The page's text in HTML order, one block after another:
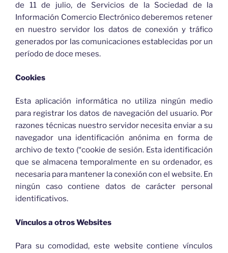
de 11 de julio, de Servicios de la Sociedad de la
Información Comercio Electrónico deberemos retener
en nuestro servidor los datos de conexión y tráfico
generados por las comunicaciones establecidas por un
período de doce meses.
Cookies
Esta aplicación informática no utiliza ningún medio
para registrar los datos de navegación del usuario. Por
razones técnicas nuestro servidor necesita enviar a su
navegador una identificación anónima en forma de
archivo de texto (“cookie de sesión. Esta identificación
que se almacena temporalmente en su ordenador, es
necesaria para mantener la conexión con el website. En
ningún caso contiene datos de carácter personal
identificativos.
Vínculos a otros Websites
Para su comodidad, este website contiene vínculos